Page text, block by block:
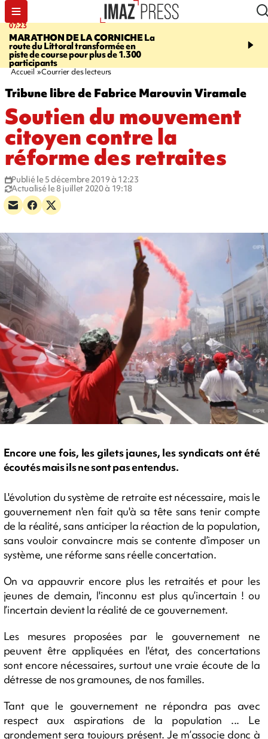
07:23
MARATHON DE LA CORNICHELa
route du Littoral transformée en
piste de course pour plus de 1.300
participants
08:37
braderie de l'océan
Accueil Courrier des lecteurs
Tribune libre de Fabrice Marouvin Viramale
Soutien du mouvement
citoyen contre la
réforme des retraites
Publié le 5 décembre 2019 à 12:23
Actualisé le 8 juillet 2020 à 19:18
Encore une fois, les gilets jaunes, les syndicats ont été
écoutés mais ils ne sont pas entendus.
L'évolution du système de retraite est nécessaire, mais le
gouvernement n'en fait qu'à sa tête sans tenir compte
de la réalité, sans anticiper la réaction de la population,
sans vouloir convaincre mais se contente d’imposer un
système, une réforme sans réelle concertation.
On va appauvrir encore plus les retraités et pour les
jeunes de demain, l'inconnu est plus qu’incertain ! ou
l’incertain devient la réalité de ce gouvernement.
Les mesures proposées par le gouvernement ne
peuvent être appliquées en l'état, des concertations
sont encore nécessaires, surtout une vraie écoute de la
détresse de nos gramounes, de nos familles.
Tant que le gouvernement ne répondra pas avec
respect aux aspirations de la population ... Le
grondement sera toujours présent. Je m’associe donc à